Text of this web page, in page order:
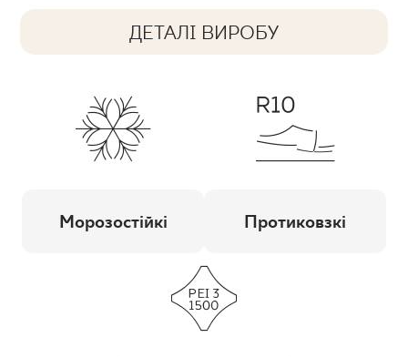
ДЕТАЛІ ВИРОБУ
Морозостійкі Протиковзкі